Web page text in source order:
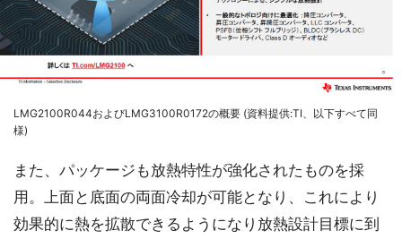
LMG2100R044およびLMG3100R0172の概要 (資料提供:TI、以下すべて同
様)
また、パッケージも放熱特性が強化されたものを採
用。上面と底面の両面冷却が可能となり、これにより
効果的に熱を拡散できるようになり放熱設計目標に到